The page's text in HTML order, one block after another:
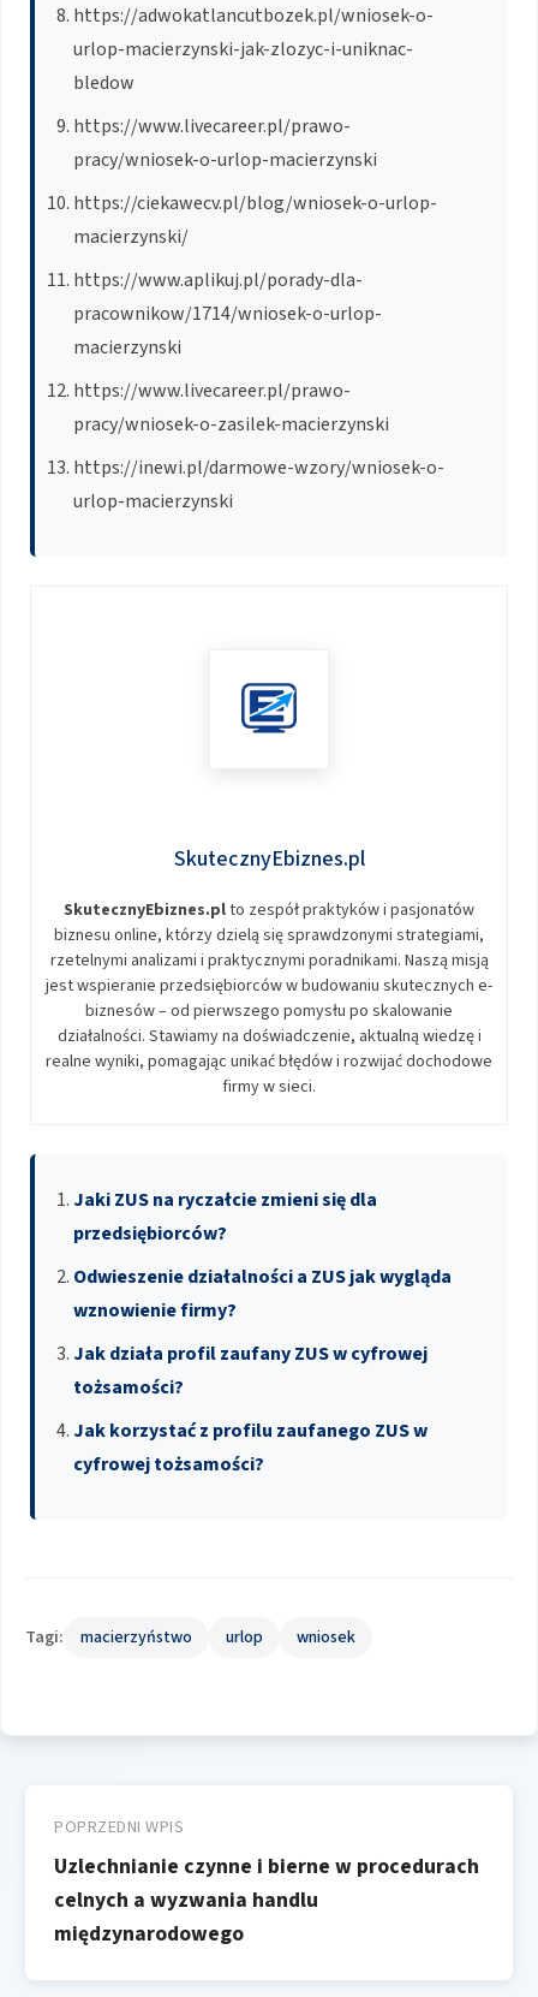
https://adwokatlancutbozek.pl/wniosek-o-
urlop-macierzynski-jak-zlozyc-i-uniknac-
bledow
https://www.livecareer.pl/prawo-
pracy/wniosek-o-urlop-macierzynski
https://ciekawecv.pl/blog/wniosek-o-urlop-
macierzynski/
https://www.aplikuj.pl/porady-dla-
pracownikow/1714/wniosek-o-urlop-
macierzynski
https://www.livecareer.pl/prawo-
pracy/wniosek-o-zasilek-macierzynski
https://inewi.pl/darmowe-wzory/wniosek-o-
urlop-macierzynski
SkutecznyEbiznes.pl
SkutecznyEbiznes.plto zespół praktyków i pasjonatów
biznesu online, którzy dzielą się sprawdzonymi strategiami,
rzetelnymi analizami i praktycznymi poradnikami. Naszą misją
jest wspieranie przedsiębiorców w budowaniu skutecznych e-
biznesów – od pierwszego pomysłu po skalowanie
działalności. Stawiamy na doświadczenie, aktualną wiedzę i
realne wyniki, pomagając unikać błędów i rozwijać dochodowe
firmy w sieci.
Jaki ZUS na ryczałcie zmieni się dla
przedsiębiorców?
Odwieszenie działalności a ZUS jak wygląda
wznowienie firmy?
Jak działa profil zaufany ZUS w cyfrowej
tożsamości?
Jak korzystać z profilu zaufanego ZUS w
cyfrowej tożsamości?
Tagi: macierzyństwo urlop wniosek
wpisu
POPRZEDNI WPIS
Uzlechnianie czynne i bierne w procedurach
celnych a wyzwania handlu
międzynarodowego